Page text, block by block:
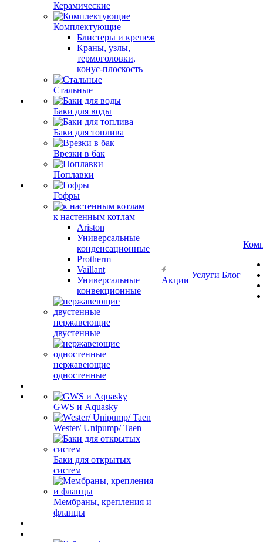
Керамические
Комплектующие
Блистеры и крепеж
Краны, узлы,
термоголовки,
конус-плоскость
Стальные
Баки для воды
Баки для топлива
Врезки в бак
Поплавки
Гофры
к настенным котлам
Ariston
Универсальные
конденсационные
Protherm
Vaillant
Универсальные
конвекционные
нержавеющие
двустенные
нержавеющие
одностенные
GWS и Aquasky
Wester/ Unipump/ Taen
Баки для открытых
систем
Мембраны, крепления и
фланцы
Акции
Услуги Блог